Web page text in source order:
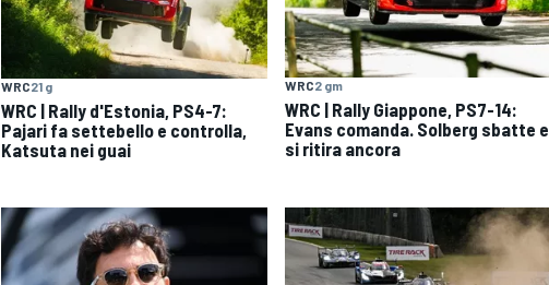
WRC21 g
WRC | Rally d'Estonia, PS4-7:
Pajari fa settebello e controlla,
Katsuta nei guai
WRC2 gm
WRC | Rally Giappone, PS7-14:
Evans comanda. Solberg sbatte e
si ritira ancora